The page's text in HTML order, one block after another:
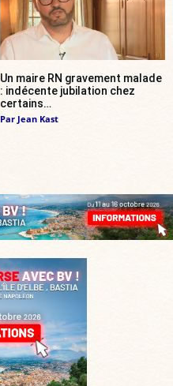
Un maire RN gravement malade
: indécente jubilation chez
certains…
Par Jean Kast